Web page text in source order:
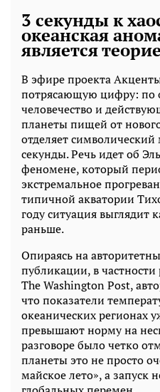
3 секунды к
океанская
является
В эфире проекта
потрясающую цифру: по
человечество и
планеты пищей от
отделяет
секунды. Речь идет об
феномене, который
экстремальное
типичной акватории
году ситуация выглядит
раньше.
Опираясь на
публикации, в
The Washington Post,
что показатели
океанических регионах
превышают норму на
разговоре было четко
планеты это не просто
майское лето», а запуск